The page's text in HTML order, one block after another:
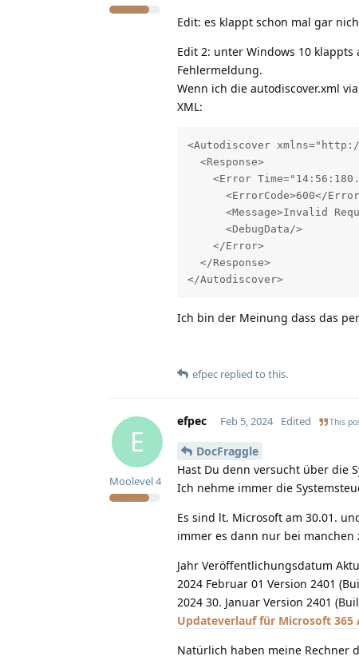
Edit: es klappt schon mal gar
Edit 2: unter Windows 10
Fehlermeldung.
Wenn ich die autodiscover.xml
XML:
<Autodiscover
  <Response>
<Error
<ErrorCode>600</
<Message>Invalid
      <DebugData/>
    </Error>
  </Response>
</Autodiscover>
Ich bin der Meinung dass das
efpec replied to this.
E
efpec
Moolevel4
Feb 5, 2024 Edited This
DocFraggle
Hast Du denn versucht über die
Ich nehme immer die
Es sind lt. Microsoft am 30.01.
immer es dann nur bei manchen
Jahr Veröffentlichungsdatum
2024 Februar 01 Version 2401
2024 30. Januar Version 2401
Updateverlauf für Microsoft 365
Natürlich haben meine Rechner